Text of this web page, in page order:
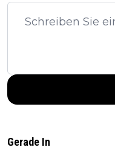
Gerade In